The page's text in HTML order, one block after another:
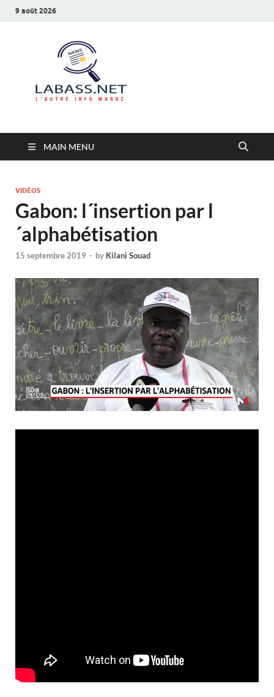
9 août 2026
MAIN MENU
VIDÉOS
Gabon: l´insertion par l
´alphabétisation
15 septembre 2019 - by Kilani Souad